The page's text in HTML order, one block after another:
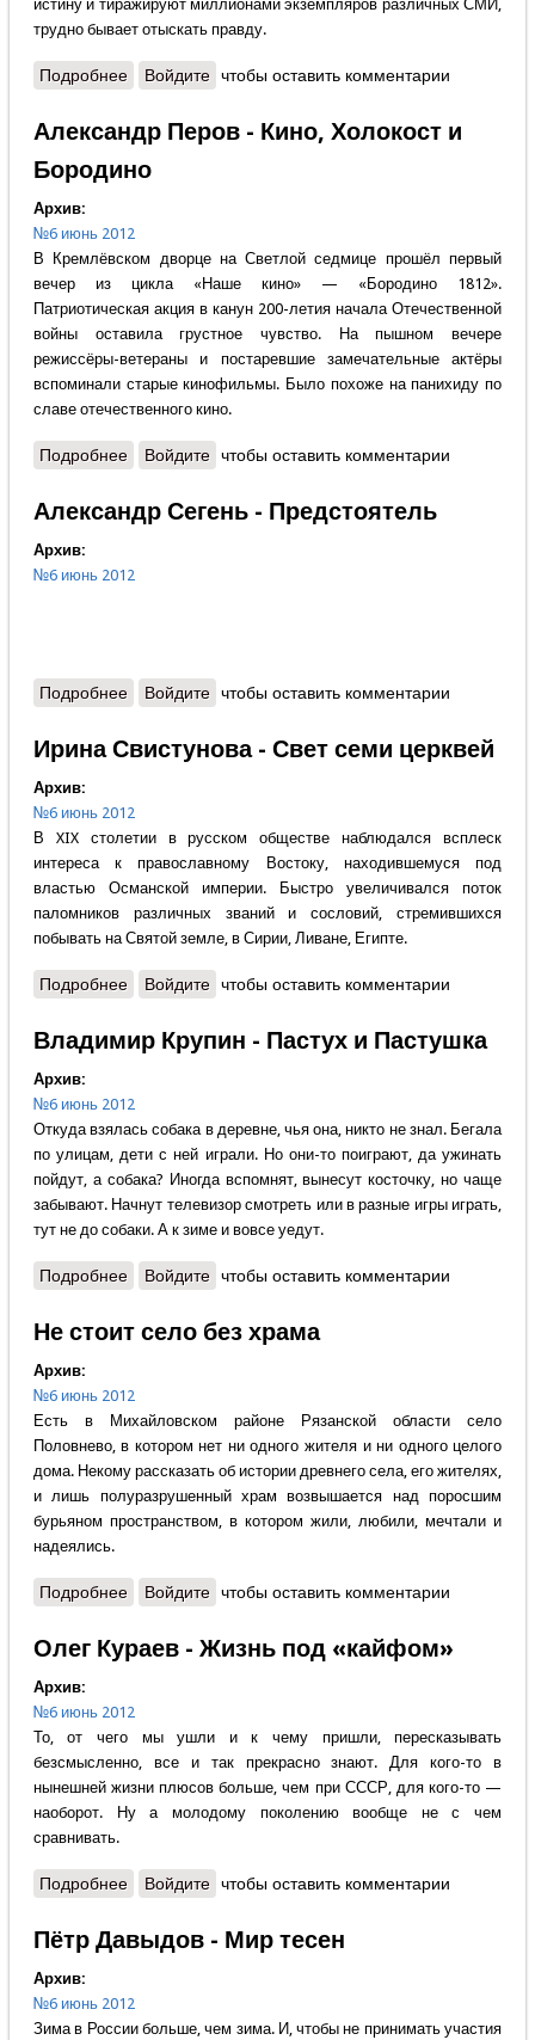
истину и тиражируют миллионами экземпляров различных СМИ,
трудно бывает отыскать правду.
Подробнеео Максим Воробьёв - Что такое антиклерикализм
Войдите чтобы оставить комментарии
Александр Перов - Кино, Холокост и
Бородино
Архив:
№6 июнь 2012
В Кремлёвском дворце на Светлой седмице прошёл первый
вечер из цикла «Наше кино» — «Бородино 1812».
Патриотическая акция в канун 200-летия начала Отечественной
войны оставила грустное чувство. На пышном вечере
режиссёры-ветераны и постаревшие замечательные актёры
вспоминали старые кинофильмы. Было похоже на панихиду по
славе отечественного кино.
Подробнеео Александр Перов - Кино, Холокост и Бородино
Войдите чтобы оставить комментарии
Александр Сегень - Предстоятель
Архив:
№6 июнь 2012
Подробнеео Александр Сегень - Предстоятель
Войдите чтобы оставить комментарии
Ирина Свистунова - Свет семи церквей
Архив:
№6 июнь 2012
В XIX столетии в русском обществе наблюдался всплеск
интереса к православному Востоку, находившемуся под
властью Османской империи. Быстро увеличивался поток
паломников различных званий и сословий, стремившихся
побывать на Святой земле, в Сирии, Ливане, Египте.
Подробнеео Ирина Свистунова - Свет семи церквей
Войдите чтобы оставить комментарии
Владимир Крупин - Пастух и Пастушка
Архив:
№6 июнь 2012
Откуда взялась собака в деревне, чья она, никто не знал. Бегала
по улицам, дети с ней играли. Но они-то поиграют, да ужинать
пойдут, а собака? Иногда вспомнят, вынесут косточку, но чаще
забывают. Начнут телевизор смотреть или в разные игры играть,
тут не до собаки. А к зиме и вовсе уедут.
Подробнеео Владимир Крупин - Пастух и Пастушка
Войдите чтобы оставить комментарии
Не стоит село без храма
Архив:
№6 июнь 2012
Есть в Михайловском районе Рязанской области село
Половнево, в котором нет ни одного жителя и ни одного целого
дома. Некому рассказать об истории древнего села, его жителях,
и лишь полуразрушенный храм возвышается над поросшим
бурьяном пространством, в котором жили, любили, мечтали и
надеялись.
Подробнеео Не стоит село без храма
Войдите чтобы оставить комментарии
Олег Кураев - Жизнь под «кайфом»
Архив:
№6 июнь 2012
То, от чего мы ушли и к чему пришли, пересказывать
безсмысленно, все и так прекрасно знают. Для кого-то в
нынешней жизни плюсов больше, чем при СССР, для кого-то —
наоборот. Ну а молодому поколению вообще не с чем
сравнивать.
Подробнеео Олег Кураев - Жизнь под «кайфом»
Войдите чтобы оставить комментарии
Пётр Давыдов - Мир тесен
Архив:
№6 июнь 2012
Зима в России больше, чем зима. И, чтобы не принимать участия